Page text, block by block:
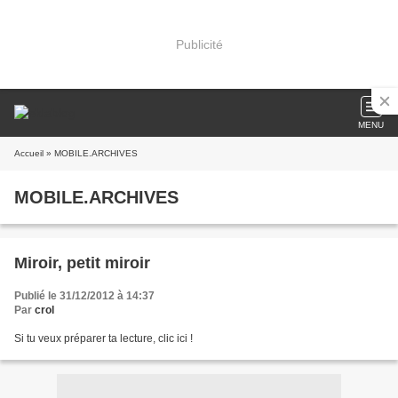
Publicité
MENU
Accueil » MOBILE.ARCHIVES
MOBILE.ARCHIVES
Miroir, petit miroir
Publié le 31/12/2012 à 14:37
Par crol
Si tu veux préparer ta lecture, clic ici !